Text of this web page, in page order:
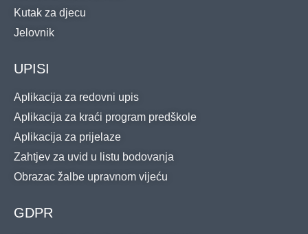
Kutak za djecu
Jelovnik
UPISI
Aplikacija za redovni upis
Aplikacija za kraći program predškole
Aplikacija za prijelaze
Zahtjev za uvid u listu bodovanja
Obrazac žalbe upravnom vijeću
GDPR